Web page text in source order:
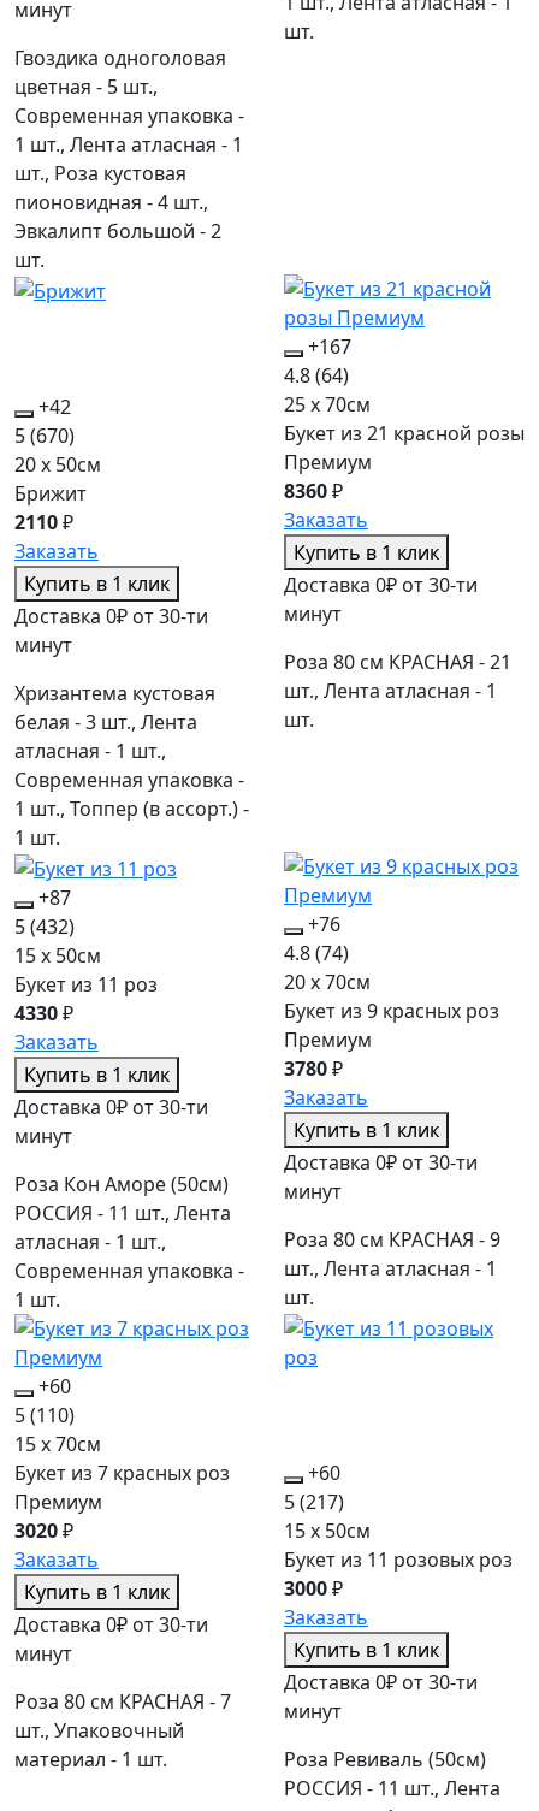
минут
Гвоздика одноголовая
цветная - 5 шт.,
Современная упаковка -
1 шт., Лента атласная - 1
шт., Роза кустовая
пионовидная - 4 шт.,
Эвкалипт большой - 2
шт.
шт.
+42
5(670)
20 x 50см
Брижит
2110₽
Заказать
Купить в 1 клик
Доставка 0₽ от 30-ти
минут
Хризантема кустовая
белая - 3 шт., Лента
атласная - 1 шт.,
Современная упаковка -
1 шт., Топпер (в ассорт.) -
1 шт.
+167
4.8(64)
25 x 70см
Букет из 21 красной розы
Премиум
8360₽
Заказать
Купить в 1 клик
Доставка 0₽ от 30-ти
минут
Роза 80 см КРАСНАЯ - 21
шт., Лента атласная - 1
шт.
+87
5(432)
15 x 50см
Букет из 11 роз
4330₽
Заказать
Купить в 1 клик
Доставка 0₽ от 30-ти
минут
Роза Кон Аморе (50см)
РОССИЯ - 11 шт., Лента
атласная - 1 шт.,
Современная упаковка -
1 шт.
+76
4.8(74)
20 x 70см
Букет из 9 красных роз
Премиум
3780₽
Заказать
Купить в 1 клик
Доставка 0₽ от 30-ти
минут
Роза 80 см КРАСНАЯ - 9
шт., Лента атласная - 1
шт.
+60
5(110)
15 x 70см
Букет из 7 красных роз
Премиум
3020₽
Заказать
Купить в 1 клик
Доставка 0₽ от 30-ти
минут
Роза 80 см КРАСНАЯ - 7
шт., Упаковочный
материал - 1 шт.
+60
5(217)
15 x 50см
Букет из 11 розовых роз
3000₽
Заказать
Купить в 1 клик
Доставка 0₽ от 30-ти
минут
Роза Ревиваль (50см)
РОССИЯ - 11 шт., Лента